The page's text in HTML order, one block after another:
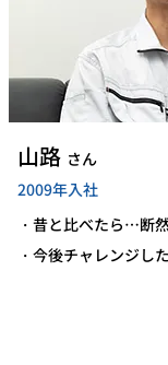
​山路 さん
2009年入社
・昔と比べたら…断
・今後チャレンジし